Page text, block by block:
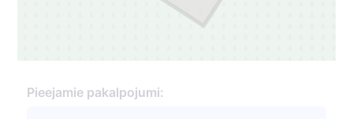
Pieejamie pakalpojumi: